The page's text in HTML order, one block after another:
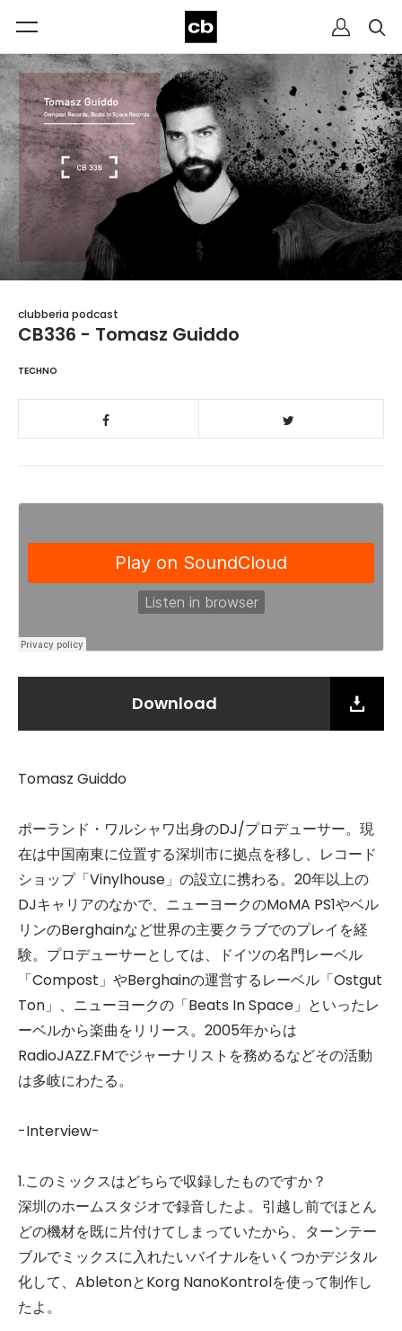
clubberia podcast
CB336 - Tomasz Guiddo
TECHNO
Download
Tomasz Guiddo
ポーランド・ワルシャワ出身のDJ/プロデューサー。現
在は中国南東に位置する深圳市に拠点を移し、レコード
ショップ「Vinylhouse」の設立に携わる。20年以上の
DJキャリアのなかで、ニューヨークのMoMA PS1やベル
リンのBerghainなど世界の主要クラブでのプレイを経
験。プロデューサーとしては、ドイツの名門レーベル
「Compost」やBerghainの運営するレーベル「Ostgut
Ton」、ニューヨークの「Beats In Space」といったレ
ーベルから楽曲をリリース。2005年からは
RadioJAZZ.FMでジャーナリストを務めるなどその活動
は多岐にわたる。
-Interview-
1.このミックスはどちらで収録したものですか？
深圳のホームスタジオで録音したよ。引越し前でほとん
どの機材を既に片付けてしまっていたから、ターンテー
ブルでミックスに入れたいバイナルをいくつかデジタル
化して、AbletonとKorg NanoKontrolを使って制作し
たよ。